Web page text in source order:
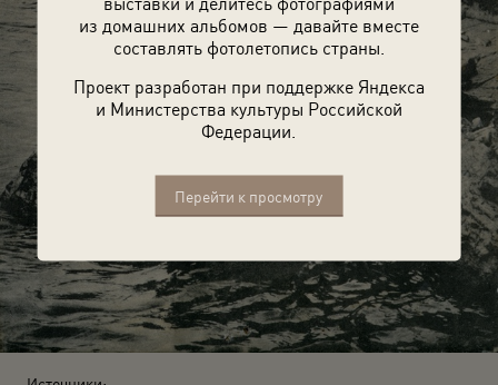
из домашних альбомов — давайте вместе
составлять фотолетопись страны.
Проект разработан при поддержке Яндекса
и Министерства культуры Российской
Федерации.
Перейти к просмотру